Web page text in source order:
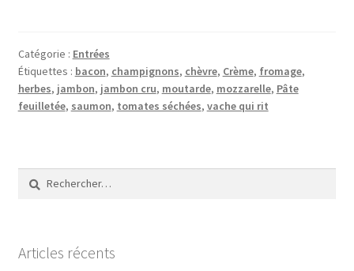
Catégorie : Entrées
Étiquettes : bacon, champignons, chèvre, Crème, fromage,
herbes, jambon, jambon cru, moutarde, mozzarelle, Pâte
feuilletée, saumon, tomates séchées, vache qui rit
Rechercher :
Articles récents